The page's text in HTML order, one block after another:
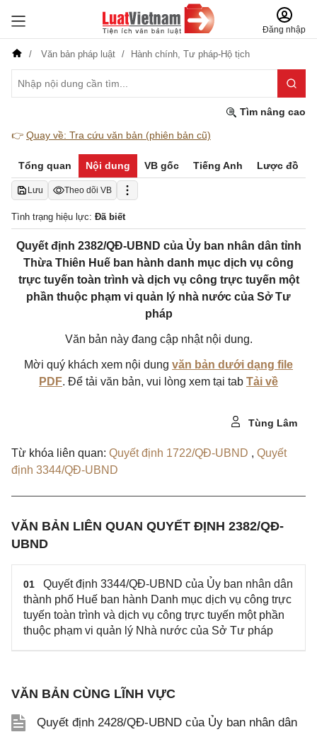
Đăng nhập
Văn bản pháp luật Hành chính, Tư pháp-Hộ tịch
Tìm nâng cao
👉 Quay về: Tra cứu văn bản (phiên bản cũ)
Tổng quan Nội dung VB gốc Tiếng Anh Lược đồ
Lưu Theo dõi VB
Tình trạng hiệu lực: Đã biết
Quyết định 2382/QĐ-UBND của Ủy ban nhân dân tỉnh
Thừa Thiên Huế ban hành danh mục dịch vụ công
trực tuyến toàn trình và dịch vụ công trực tuyến một
phần thuộc phạm vi quản lý nhà nước của Sở Tư
pháp
Văn bản này đang cập nhật nội dung.
Mời quý khách xem nội dung văn bản dưới dạng file
PDF. Để tải văn bản, vui lòng xem tại tab Tải về
Tùng Lâm
Từ khóa liên quan: Quyết định 1722/QĐ-UBND , Quyết
định 3344/QĐ-UBND
VĂN BẢN LIÊN QUAN QUYẾT ĐỊNH 2382/QĐ-
UBND
01
Quyết định 3344/QĐ-UBND của Ủy ban nhân dân
thành phố Huế ban hành Danh mục dịch vụ công trực
tuyến toàn trình và dịch vụ công trực tuyến một phần
thuộc phạm vi quản lý Nhà nước của Sở Tư pháp
VĂN BẢN CÙNG LĨNH VỰC
Quyết định 2428/QĐ-UBND của Ủy ban nhân dân